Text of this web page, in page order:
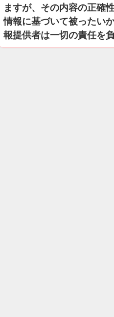
ますが、その内容の正確
情報に基づいて被ったい
報提供者は一切の責任を